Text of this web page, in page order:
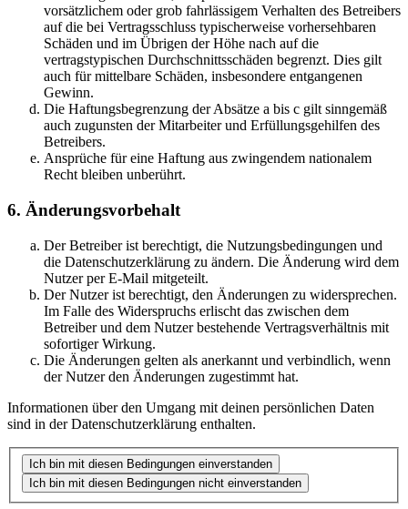
vorsätzlichem oder grob fahrlässigem Verhalten des Betreibers
auf die bei Vertragsschluss typischerweise vorhersehbaren
Schäden und im Übrigen der Höhe nach auf die
vertragstypischen Durchschnittsschäden begrenzt. Dies gilt
auch für mittelbare Schäden, insbesondere entgangenen
Gewinn.
Die Haftungsbegrenzung der Absätze a bis c gilt sinngemäß
auch zugunsten der Mitarbeiter und Erfüllungsgehilfen des
Betreibers.
Ansprüche für eine Haftung aus zwingendem nationalem
Recht bleiben unberührt.
6. Änderungsvorbehalt
Der Betreiber ist berechtigt, die Nutzungsbedingungen und
die Datenschutzerklärung zu ändern. Die Änderung wird dem
Nutzer per E-Mail mitgeteilt.
Der Nutzer ist berechtigt, den Änderungen zu widersprechen.
Im Falle des Widerspruchs erlischt das zwischen dem
Betreiber und dem Nutzer bestehende Vertragsverhältnis mit
sofortiger Wirkung.
Die Änderungen gelten als anerkannt und verbindlich, wenn
der Nutzer den Änderungen zugestimmt hat.
Informationen über den Umgang mit deinen persönlichen Daten
sind in der Datenschutzerklärung enthalten.